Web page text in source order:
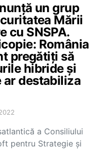
un grup
Mării
cu SNSPA.
România
pregătiți să
hibride și
ar destabiliza
a Consiliului
pentru Strategie și